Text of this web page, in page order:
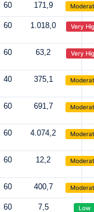
60 171,9
60 1.018,0 Very
60 63,2 Very
40 375,1
60 691,7
60 4.074,2
60 12,2
60 400,7
60 7,5 Low